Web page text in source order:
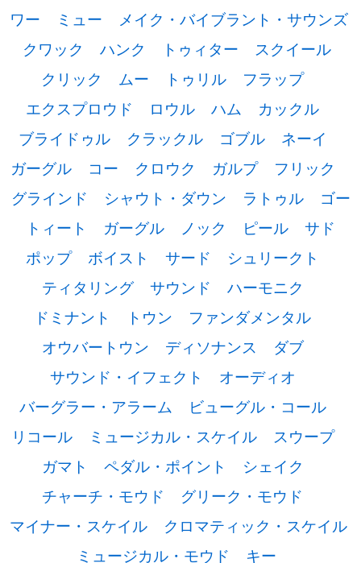
ワー
ミュー
メイク・バイブラント・サウンズ
クワック
ハンク トゥィター
スクイール
クリック
ムー トゥリル
フラップ
エクスプロウド
ロウル ハム
カックル
ブライドゥル
クラックル ゴブル
ネーイ
ガーグル
コー クロウク ガルプ
フリック
グラインド
シャウト・ダウン ラトゥル
ゴー
トィート
ガーグル ノック ピール
サド
ポップ
ボイスト サード
シュリークト
ティタリング
サウンド
ハーモニク
ドミナント
トウン
ファンダメンタル
オウバートウン
ディソナンス
ダブ
サウンド・イフェクト
オーディオ
バーグラー・アラーム
ビューグル・コール
リコール
ミュージカル・スケイル
スウープ
ガマト
ペダル・ポイント
シェイク
チャーチ・モウド
グリーク・モウド
マイナー・スケイル
クロマティック・スケイル
ミュージカル・モウド
キー